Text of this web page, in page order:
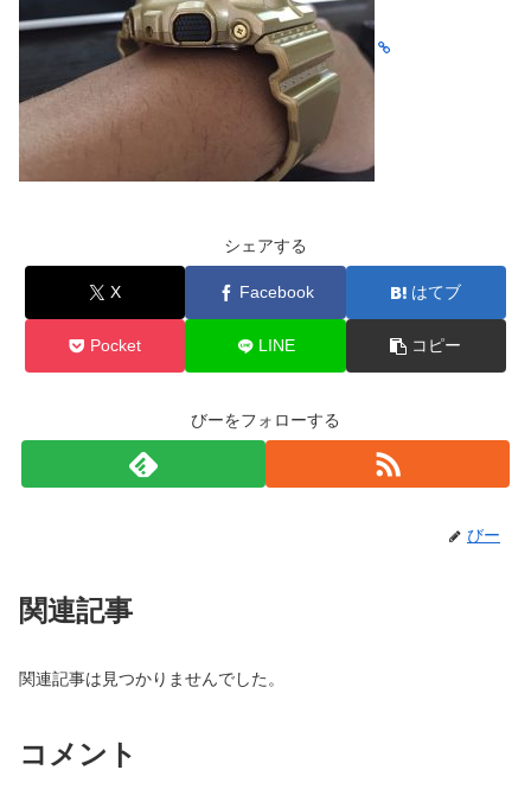
シェアする
X Facebook はてブ
Pocket LINE コピー
びーをフォローする
びー
関連記事
関連記事は見つかりませんでした。
コメント